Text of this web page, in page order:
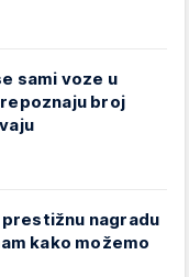
sami voze u
broj
nagradu
kako možemo